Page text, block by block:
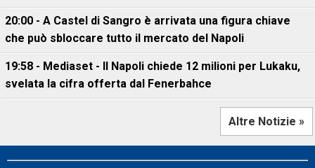
20:00 - A Castel di Sangro è arrivata una figura chiave
che può sbloccare tutto il mercato del Napoli
19:58 - Mediaset - Il Napoli chiede 12 milioni per Lukaku,
svelata la cifra offerta dal Fenerbahce
Altre Notizie »